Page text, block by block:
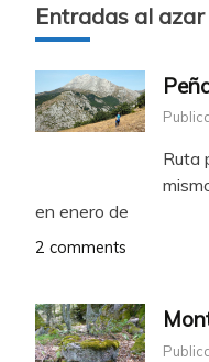
Entradas al azar
Ruta
en enero de
2 comments